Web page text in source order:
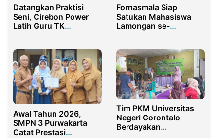
Datangkan Praktisi
Seni, Cirebon Power
Latih Guru TK
Fornasmala Siap
Satukan Mahasiswa
Lamongan se-
Awal Tahun 2026,
SMPN 3 Purwakarta
Catat Prestasi
Tim PKM Universitas
Negeri Gorontalo
Berdayakan